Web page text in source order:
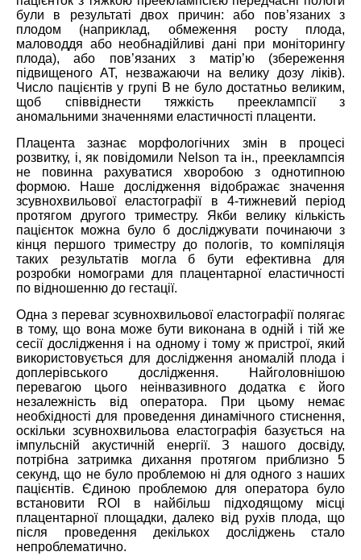
були в результаті двох причин: або пов’язаних з
плодом (наприклад, обмеження росту плода,
маловоддя або необнадійливі дані при моніторингу
плода), або пов’язаних з матір’ю (збереження
підвищеного АТ, незважаючи на велику дозу ліків).
Число пацієнтів у групі В не було достатньо великим,
щоб співвіднести тяжкість прееклампсії з
аномальними значеннями еластичності плаценти.
Плацента зазнає морфологічних змін в процесі
розвитку, і, як повідомили Nelson та ін., прееклампсія
не повинна рахуватися хворобою з однотипною
формою. Наше дослідження відображає значення
зсувнохвильової еластографії в 4-тижневий період
протягом другого триместру. Якби велику кількість
пацієнток можна було б досліджувати починаючи з
кінця першого триместру до пологів, то компіляція
таких результатів могла б бути ефективна для
розробки номограми для плацентарної еластичності
по відношенню до гестації.
Одна з переваг зсувнохвильової еластографії полягає
в тому, що вона може бути виконана в одній і тій же
сесії дослідження і на одному і тому ж пристрої, який
використовується для дослідження аномалій плода і
доплерівського дослідження. Найголовнішою
перевагою цього неінвазивного додатка є його
незалежність від оператора. При цьому немає
необхідності для проведення динамічного стиснення,
оскільки зсувнохвильова еластографія базується на
імпульсній акустичній енергії. З нашого досвіду,
потрібна затримка дихання протягом приблизно 5
секунд, що не було проблемою ні для одного з наших
пацієнтів. Єдиною проблемою для оператора було
встановити ROI в найбільш підходящому місці
плацентарної площадки, далеко від рухів плода, що
після проведення декількох досліджень стало
непроблематично.